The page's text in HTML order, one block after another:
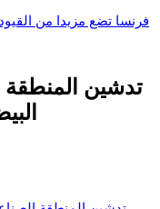
تدشين المنطقة